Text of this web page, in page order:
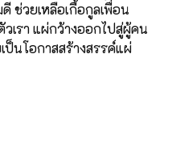
ช่วยเหลือเกื้อกูลเพื่อน
เรา แผ่กว้างออกไปสู่ผู้คน
ป็นโอกาสสร้างสรรค์แผ่